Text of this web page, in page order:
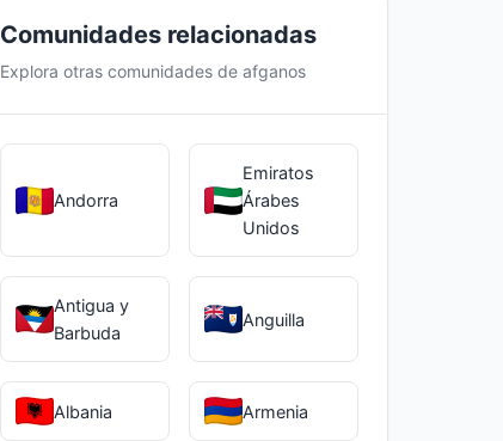
Comunidades relacionadas
Explora otras comunidades de afganos
Andorra
Emiratos
Árabes
Unidos
Antigua y
Barbuda
Anguilla
Albania Armenia